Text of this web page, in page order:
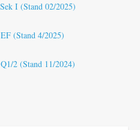
I (Stand 02/2025)
(Stand 4/2025)
2 (Stand 11/2024)